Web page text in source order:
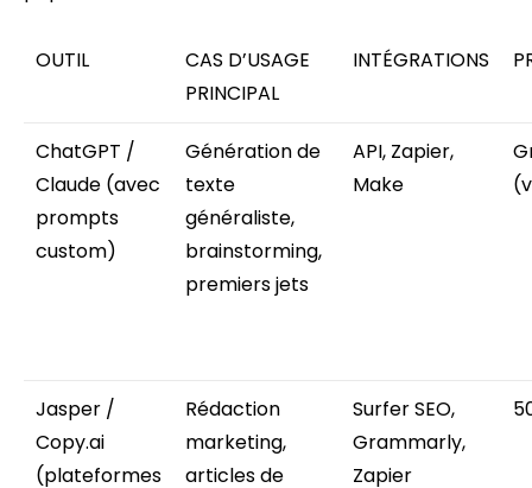
OUTIL
CAS D’USAGE
PRINCIPAL
INTÉGRATIONS
ChatGPT /
Claude (avec
prompts
custom)
Génération de
texte
généraliste,
brainstorming,
premiers jets
API, Zapier,
Make
Jasper /
Copy.ai
(plateformes
Rédaction
marketing,
articles de
Surfer SEO,
Grammarly,
Zapier